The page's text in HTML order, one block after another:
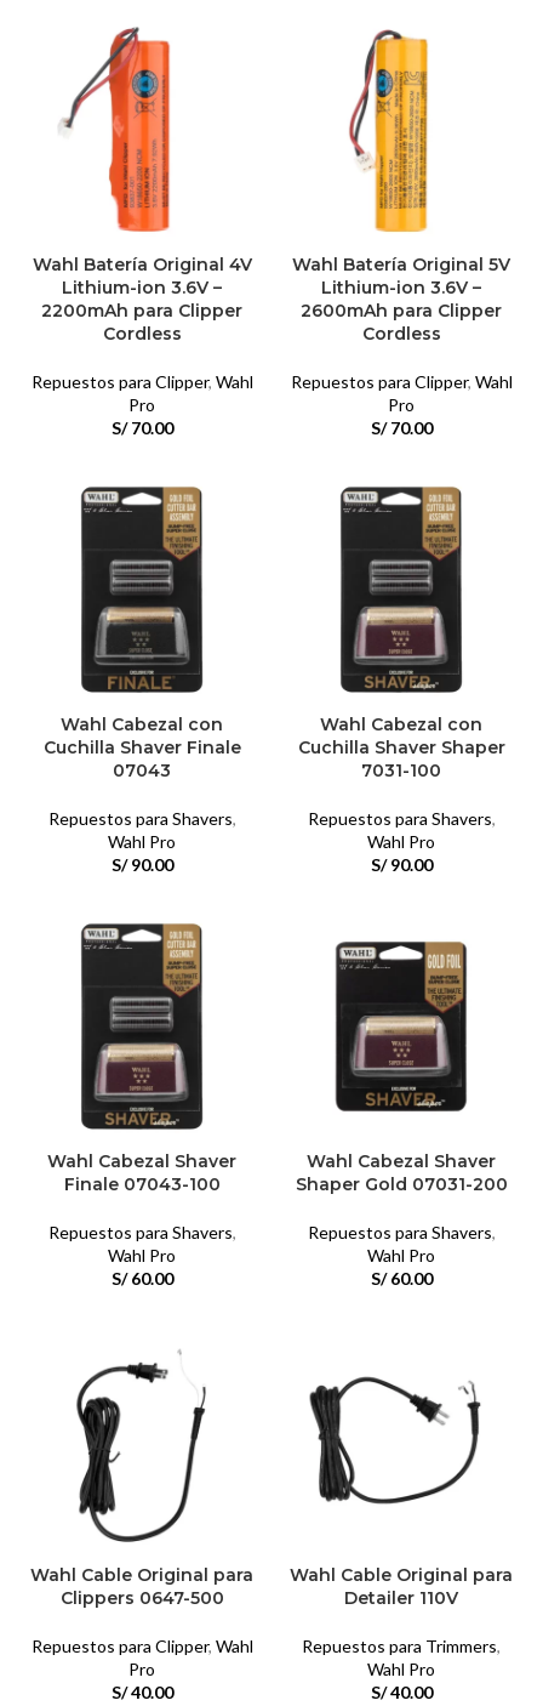
Wahl Batería Original 4V
Lithium-ion 3.6V –
2200mAh para Clipper
Cordless
Repuestos para Clipper, Wahl
Pro
S/70.00
Wahl Batería Original 5V
Lithium-ion 3.6V –
2600mAh para Clipper
Cordless
Repuestos para Clipper, Wahl
Pro
S/70.00
Wahl Cabezal con
Cuchilla Shaver Finale
07043
Repuestos para Shavers,
Wahl Pro
S/90.00
Wahl Cabezal con
Cuchilla Shaver Shaper
7031-100
Repuestos para Shavers,
Wahl Pro
S/90.00
Wahl Cabezal Shaver
Finale 07043-100
Repuestos para Shavers,
Wahl Pro
S/60.00
Wahl Cabezal Shaver
Shaper Gold 07031-200
Repuestos para Shavers,
Wahl Pro
S/60.00
Wahl Cable Original para
Clippers 0647-500
Repuestos para Clipper, Wahl
Pro
S/40.00
Wahl Cable Original para
Detailer 110V
Repuestos para Trimmers,
Wahl Pro
S/40.00